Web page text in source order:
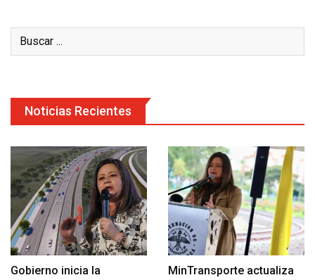
Noticias Recientes
Gobierno inicia la
MinTransporte actualiza